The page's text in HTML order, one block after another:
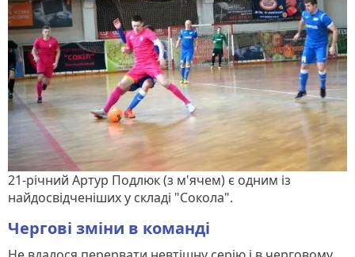
21-річний Артур Подлюк (з м'ячем) є одним із
найдосвідченіших у складі "Сокола".
Чергові зміни в команді